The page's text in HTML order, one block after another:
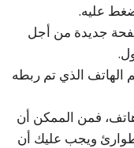
عليه.
جديدة من أجل
الذي تم ربطه
فمن الممكن أن
ويجب عليك أن